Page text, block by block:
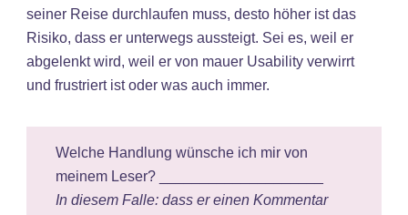
seiner Reise durchlaufen muss, desto höher ist das
Risiko, dass er unterwegs aussteigt. Sei es, weil er
abgelenkt wird, weil er von mauer Usability verwirrt
und frustriert ist oder was auch immer.
Welche Handlung wünsche ich mir von
meinem Leser? ____________________
In diesem Falle: dass er einen Kommentar